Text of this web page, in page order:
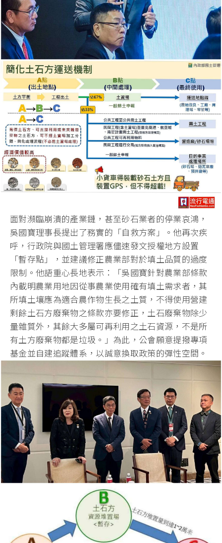
面對瀕臨崩潰的產業鏈，甚至砂石業者的停業哀鴻，
吳國寶理事長提出了務實的「自救方案」。他再次疾
呼， 行政院與國土管理署應儘速發文授權地方設置
「暫存點」， 並建議修正農業部對於填土品質的過度
限制。他語重心長地表示：「吳國寶針對農業部條款
內載明農業用地因從事農業使用確有填土需求者，其
所填土壤應為適合農作物生長之土質， 不得使用營建
剩餘土石方廢棄物之條款亦要修正， 土石廢棄物除少
量雜質外，其餘大多屬可再利用之土石資源， 不是所
有土方廢棄物都是垃圾。」為此， 公會願意提撥專項
基金並自建追蹤體系， 以誠意換取政策的彈性空間。